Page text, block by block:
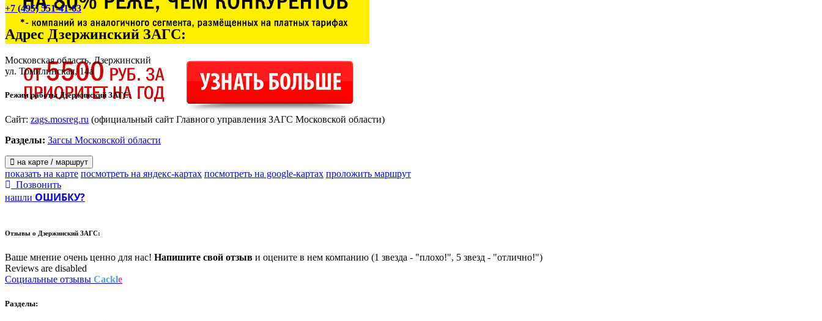
+7 (495) 551-41-63
Адрес Дзержинский ЗАГС:
Московская область, Дзержинский
ул. Томилинская, 14а
Режим работы Дзержинский ЗАГС:
Сайт: zags.mosreg.ru (официальный сайт Главного управления ЗАГС Московской области)
Разделы: Загсы Московской области
на карте / маршрут
показать на карте посмотреть на яндекс-картах посмотреть на google-картах проложить маршрут
Позвонить
нашли ОШИБКУ?
Отзывы о Дзержинский ЗАГС:
Ваше мнение очень ценно для нас! Напишите свой отзыв и оцените в нем компанию (1 звезда - "плохо!", 5 звезд - "отлично!")
Reviews are disabled
Социальные отзывы Cackle
Разделы: